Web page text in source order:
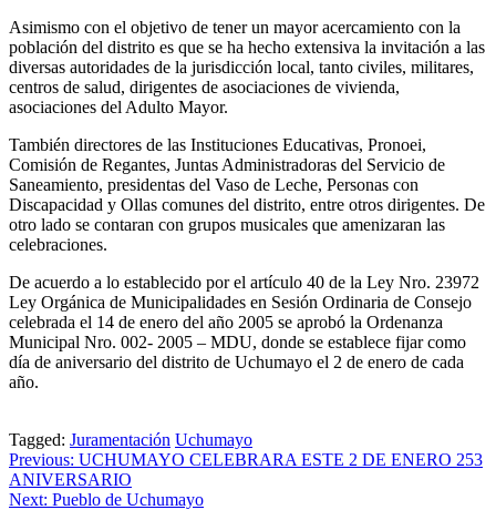
Asimismo con el objetivo de tener un mayor acercamiento con la
población del distrito es que se ha hecho extensiva la invitación a las
diversas autoridades de la jurisdicción local, tanto civiles, militares,
centros de salud, dirigentes de asociaciones de vivienda,
asociaciones del Adulto Mayor.
También directores de las Instituciones Educativas, Pronoei,
Comisión de Regantes, Juntas Administradoras del Servicio de
Saneamiento, presidentas del Vaso de Leche, Personas con
Discapacidad y Ollas comunes del distrito, entre otros dirigentes. De
otro lado se contaran con grupos musicales que amenizaran las
celebraciones.
De acuerdo a lo establecido por el artículo 40 de la Ley Nro. 23972
Ley Orgánica de Municipalidades en Sesión Ordinaria de Consejo
celebrada el 14 de enero del año 2005 se aprobó la Ordenanza
Municipal Nro. 002- 2005 – MDU, donde se establece fijar como
día de aniversario del distrito de Uchumayo el 2 de enero de cada
año.
Tagged: Juramentación Uchumayo
Navegación
de
Previous: UCHUMAYO CELEBRARA ESTE 2 DE ENERO 253
ANIVERSARIO
Next: Pueblo de Uchumayo